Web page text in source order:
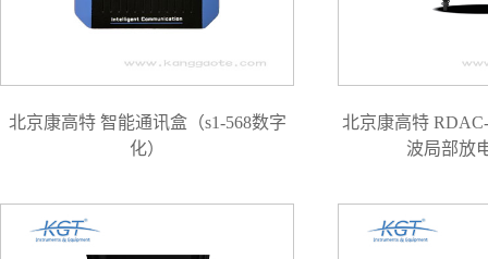
北京康高特 智能通讯盒（s1-568数字
化）
北京康高特
波局部放